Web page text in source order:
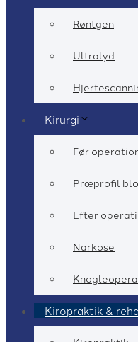
Røntgen
Ultralyd
Kirurgi
Før
Præprofil
Efter
Narkose
Kiropraktik &